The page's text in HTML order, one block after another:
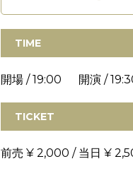
TIME
開場 / 19:00 開演 /
TICKET
前売 ¥ 2,000 / 当日 ¥